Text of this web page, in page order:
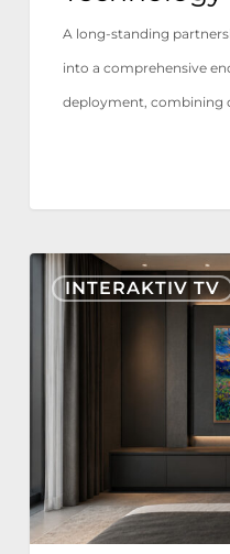
A long-standing
into a comprehensive
deployment, combining
INTERAKTIV TV
Nonius
TV+
Samsung
The
Frame